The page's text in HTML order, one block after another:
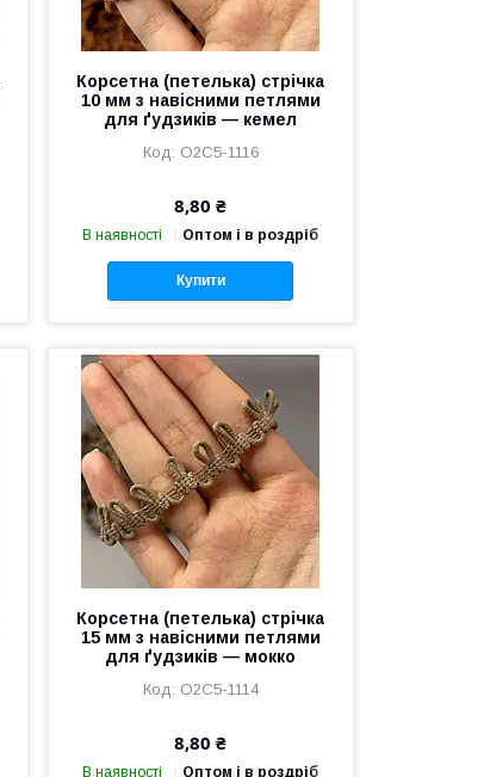
Корсетна (петелька) стрічка
10 мм з навісними петлями
для ґудзиків — кемел
О2С5-1116
8,80 ₴
В наявності Оптом і в роздріб
Купити
Корсетна (петелька) стрічка
15 мм з навісними петлями
для ґудзиків — мокко
О2С5-1114
8,80 ₴
В наявності Оптом і в роздріб